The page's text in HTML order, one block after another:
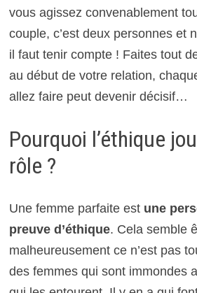
vous agissez convenablement
couple, c’est deux personnes et
il faut tenir compte ! Faites tout
au début de votre relation,
allez faire peut devenir décisif…
Pourquoi l’éthique
rôle ?
Une femme parfaite est une
preuve d’éthique. Cela semble
malheureusement ce n’est pas
des femmes qui sont immondes